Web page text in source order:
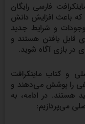
فارسی رایگان
که باعث افزایش دانش
و شرایط جدید
قابل یافتن هستند و
در بازی آگاه شوید.
و کتاب ماینکرافت
را پوشش می‌دهند و
هستند. در ادامه، به
می‌پردازیم: